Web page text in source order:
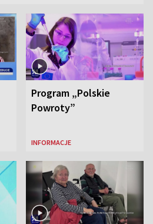
Program „Polskie
Powroty”
INFORMACJE